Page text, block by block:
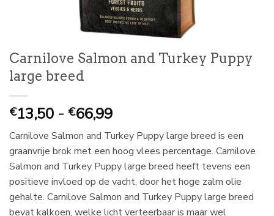
Carnilove Salmon and Turkey Puppy
large breed
€13,50 - €66,99Prijsklasse:
€
13,50
tot
€
66,99
Carnilove Salmon and Turkey Puppy large breed is een
graanvrije brok met een hoog vlees percentage. Carnilove
Salmon and Turkey Puppy large breed heeft tevens een
positieve invloed op de vacht, door het hoge zalm olie
gehalte. Carnilove Salmon and Turkey Puppy large breed
bevat kalkoen, welke licht verteerbaar is maar wel